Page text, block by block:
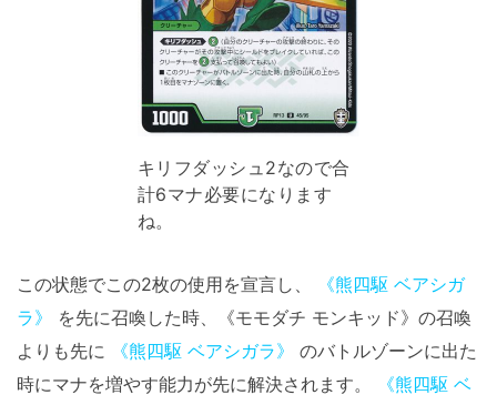
キリフダッシュ2なので合
計6マナ必要になります
ね。
この状態でこの2枚の使用を宣言し、
《熊四駆 ベアシガ
ラ》
を先に召喚した時、《モモダチ モンキッド》の召喚
よりも先に
《熊四駆 ベアシガラ》
のバトルゾーンに出た
時にマナを増やす能力が先に解決されます。
《熊四駆 ベ